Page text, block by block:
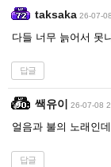
taksaka 26-07-
다들 너무 늙어서 못
답글
쌕유이 26-07-08
얼음과 불의 노래인
답글